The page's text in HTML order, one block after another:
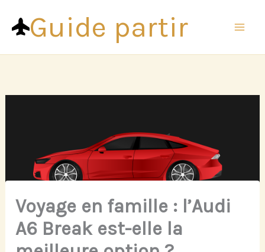
contenuGuide partir
Voyage en famille : l’Audi
A6 Break est-elle la